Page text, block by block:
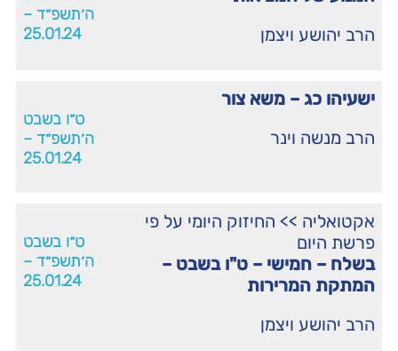
הרב יהושע ויצמן
ה׳תשפ״ד –
25.01.24
ישעיהו כג – משא צור
הרב מנשה וינר
ט״ו בשבט
ה׳תשפ״ד –
25.01.24
אקטואליה >> החיזוק היומי על פי
פרשת היום
בשלח – חמישי – ט"ו בשבט –
המתקת המרירות
הרב יהושע ויצמן
ט״ו בשבט
ה׳תשפ״ד –
25.01.24